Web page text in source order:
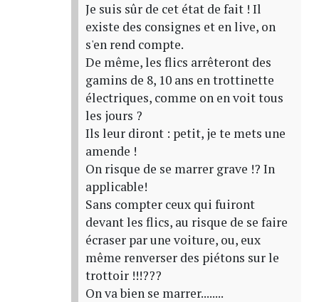
Je suis sûr de cet état de fait ! Il
existe des consignes et en live, on
s'en rend compte.
De même, les flics arrêteront des
gamins de 8, 10 ans en trottinette
électriques, comme on en voit tous
les jours ?
Ils leur diront : petit, je te mets une
amende !
On risque de se marrer grave !? In
applicable!
Sans compter ceux qui fuiront
devant les flics, au risque de se faire
écraser par une voiture, ou, eux
même renverser des piétons sur le
trottoir !!!???
On va bien se marrer........